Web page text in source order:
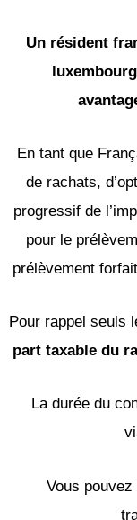
Un résident
En tant que
de rachats,
progressif de
pour le
prélèvement
Pour rappel seuls
part taxable du
La durée du
Vous pouvez